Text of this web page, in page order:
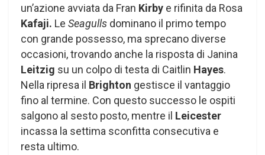
un’azione avviata da Fran Kirby e rifinita da Rosa
Kafaji. Le Seagulls dominano il primo tempo
con grande possesso, ma sprecano diverse
occasioni, trovando anche la risposta di Janina
Leitzig su un colpo di testa di Caitlin Hayes.
Nella ripresa il Brighton gestisce il vantaggio
fino al termine. Con questo successo le ospiti
salgono al sesto posto, mentre il Leicester
incassa la settima sconfitta consecutiva e
resta ultimo.